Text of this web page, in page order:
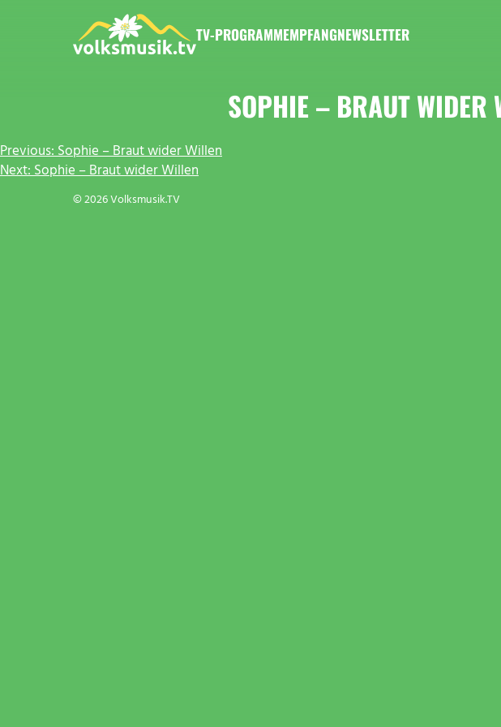
TV-PROGRAMMEMPFANGNEWSLETTER
SOPHIE – BRAUT WIDER
BEITRAGSNAVIGATION
Previous:Sophie – Braut wider Willen
Next:Sophie – Braut wider Willen
© 2026 Volksmusik.TV